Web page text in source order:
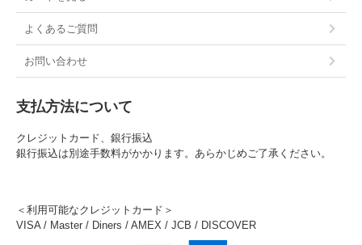
よくあるご質問
お問い合わせ
支払方法について
クレジットカード、銀行振込
銀行振込は別途手数料がかかります。あらかじめご了承ください。
＜利用可能なクレジットカード＞
VISA / Master / Diners / AMEX / JCB / DISCOVER